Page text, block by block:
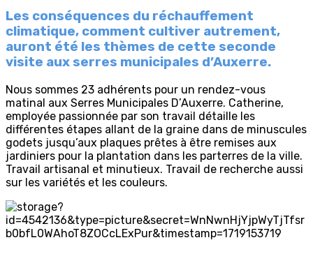
Les conséquences du réchauffement
climatique, comment cultiver autrement,
auront été les thèmes de cette seconde
visite aux serres municipales d’Auxerre.
Nous sommes 23 adhérents pour un rendez-vous
matinal aux Serres Municipales D’Auxerre. Catherine,
employée passionnée par son travail détaille les
différentes étapes allant de la graine dans de minuscules
godets jusqu’aux plaques prêtes à être remises aux
jardiniers pour la plantation dans les parterres de la ville.
Travail artisanal et minutieux. Travail de recherche aussi
sur les variétés et les couleurs.